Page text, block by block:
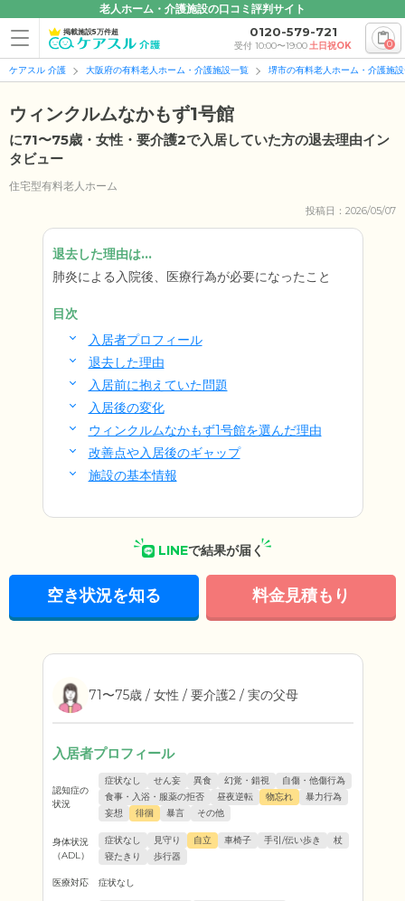
老人ホーム・介護施設の口コミ評判サイト
掲載施設5万件超 0120-579-721
受付 10:00〜19:00土日祝OK 0
ケアスル 介護 大阪府の有料老人ホーム・介護施設一覧 堺市の有料老人ホーム・介護施
ウィンクルムなかもず1号館
に71〜75歳・女性・要介護2で入居していた方の退去理由イン
タビュー
住宅型有料老人ホーム
投稿日：2026/05/07
退去した理由は...
肺炎による入院後、医療行為が必要になったこと
目次
入居者プロフィール
退去した理由
入居前に抱えていた問題
入居後の変化
ウィンクルムなかもず1号館を選んだ理由
改善点や入居後のギャップ
施設の基本情報
LINEで結果が届く
空き状況を知る 料金見積もり
71〜75歳 / 女性 / 要介護2 / 実の父母
入居者プロフィール
認知症の
状況
症状なし せん妄 異食 幻覚・錯視
自傷・他傷行為
食事・入浴・服薬の拒否
昼夜逆転 物忘れ
暴力行為
妄想
徘徊 暴言 その他
身体状況
（ADL）
症状なし 見守り 自立 車椅子 手引/伝い歩き
杖
寝たきり
歩行器
医療対応 症状なし